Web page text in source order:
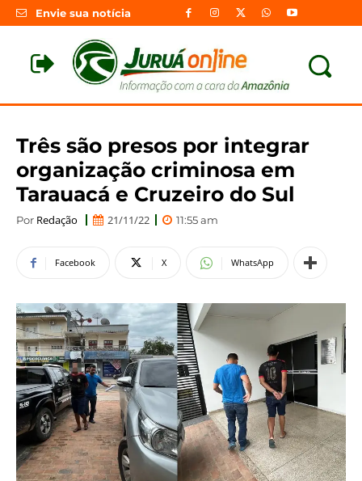
Envie sua notícia
Três são presos por integrar
organização criminosa em
Tarauacá e Cruzeiro do Sul
Por Redação 21/11/22 11:55 am
Facebook X WhatsApp